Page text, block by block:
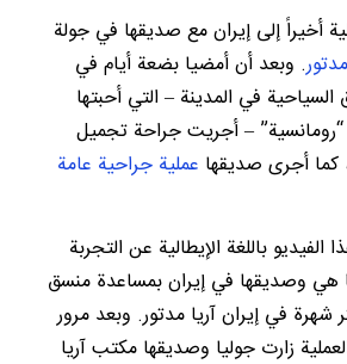
أخيراً إلى إيران مع صديقها في جولة
. وبعد أن أمضيا بضعة أيام في
السياحية في المدينة – التي أحبتها
“رومانسية” – أجريت جراحة تجمیل
كما أجری صديقها عملية جراحية عامة
باللغة الإيطالية عن التجربة
هي وصديقها في إيران بمساعدة منسق
شهرة في إيران آريا مدتور. وبعد مرور
زارت جوليا وصديقها مكتب آريا